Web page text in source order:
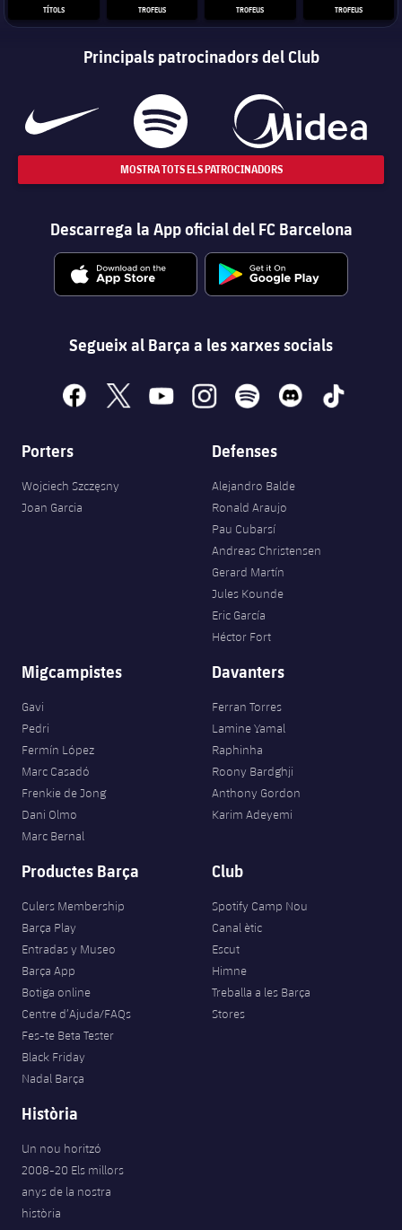
TÍTOLS TROFEUS TROFEUS TROFEUS
Principals patrocinadors del Club
MOSTRA TOTS ELS PATROCINADORS
Descarrega la App oficial del FC Barcelona
Segueix al Barça a les xarxes socials
facebook
x youtubeinstagramspotify discord tiktok
Porters
Wojciech Szczęsny
Joan Garcia
Defenses
Alejandro Balde
Ronald Araujo
Pau Cubarsí
Andreas Christensen
Gerard Martín
Jules Kounde
Eric García
Héctor Fort
Migcampistes
Gavi
Pedri
Fermín López
Marc Casadó
Frenkie de Jong
Dani Olmo
Marc Bernal
Davanters
Ferran Torres
Lamine Yamal
Raphinha
Roony Bardghji
Anthony Gordon
Karim Adeyemi
Productes Barça
Culers Membership
Barça Play
Entradas y Museo
Barça App
Botiga online
Centre d’Ajuda/FAQs
Fes-te Beta Tester
Black Friday
Nadal Barça
Club
Spotify Camp Nou
Canal ètic
Escut
Himne
Treballa a les Barça
Stores
Història
Un nou horitzó
2008-20 Els millors
anys de la nostra
història